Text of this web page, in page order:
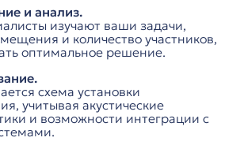
и анализ.
изучают ваши задачи,
и количество участников,
оптимальное решение.
схема установки
учитывая акустические
и возможности интеграции с